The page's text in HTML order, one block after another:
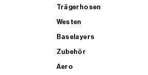
Trägerhosen
Westen
Baselayers
Zubehör
Aero